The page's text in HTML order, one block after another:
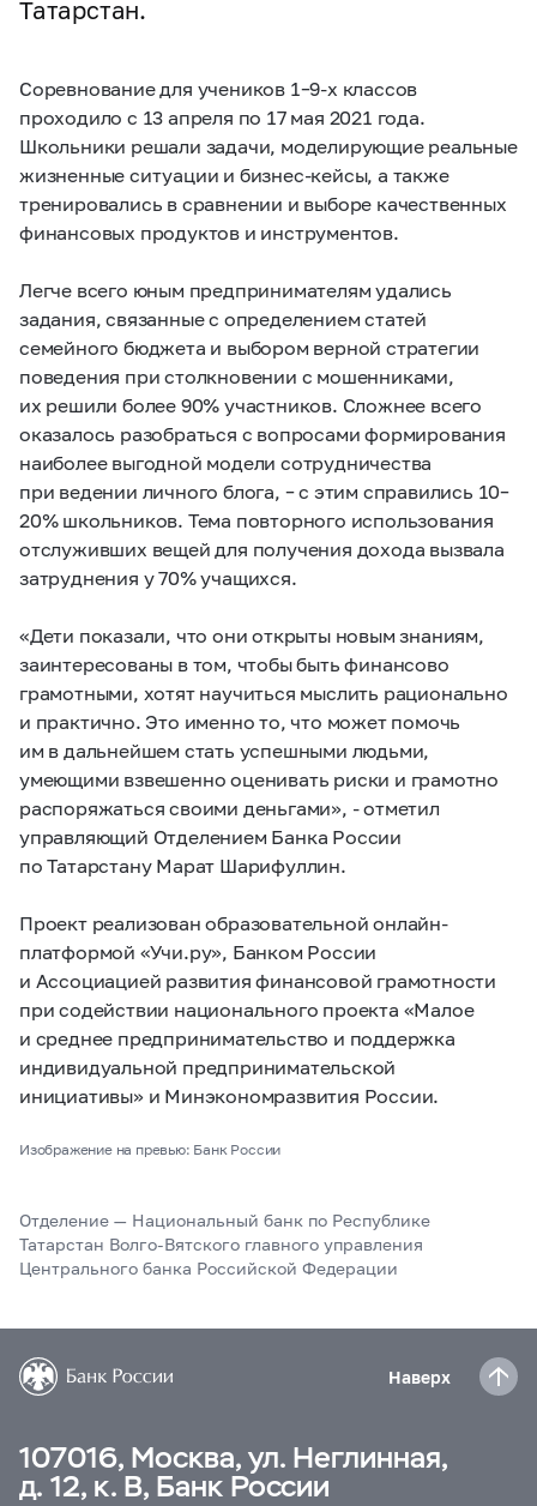
Татарстан.
Соревнование для учеников 1–9-х классов
проходило с 13 апреля по 17 мая 2021 года.
Школьники решали задачи, моделирующие реальные
жизненные ситуации и бизнес-кейсы, а также
тренировались в сравнении и выборе качественных
финансовых продуктов и инструментов.
Легче всего юным предпринимателям удались
задания, связанные с определением статей
семейного бюджета и выбором верной стратегии
поведения при столкновении с мошенниками,
их решили более 90% участников. Сложнее всего
оказалось разобраться с вопросами формирования
наиболее выгодной модели сотрудничества
при ведении личного блога, – с этим справились 10–
20% школьников. Тема повторного использования
отслуживших вещей для получения дохода вызвала
затруднения у 70% учащихся.
«Дети показали, что они открыты новым знаниям,
заинтересованы в том, чтобы быть финансово
грамотными, хотят научиться мыслить рационально
и практично. Это именно то, что может помочь
им в дальнейшем стать успешными людьми,
умеющими взвешенно оценивать риски и грамотно
распоряжаться своими деньгами», - отметил
управляющий Отделением Банка России
по Татарстану Марат Шарифуллин.
Проект реализован образовательной онлайн-
платформой «Учи.ру», Банком России
и Ассоциацией развития финансовой грамотности
при содействии национального проекта «Малое
и среднее предпринимательство и поддержка
индивидуальной предпринимательской
инициативы» и Минэкономразвития России.
Изображение на превью: Банк России
Отделение — Национальный банк по Республике
Татарстан Волго-Вятского главного управления
Центрального банка Российской Федерации
Наверх
107016, Москва, ул. Неглинная,
д. 12, к. В, Банк России